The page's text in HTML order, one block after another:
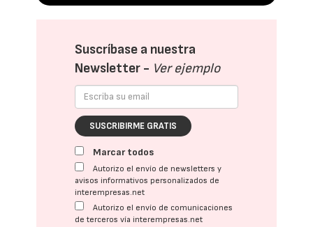
Suscríbase a nuestra
Newsletter - Ver ejemplo
SUSCRIBIRME GRATIS
Marcar todos
Autorizo el envío de newsletters y
avisos informativos personalizados de
interempresas.net
Autorizo el envío de comunicaciones
de terceros vía interempresas.net